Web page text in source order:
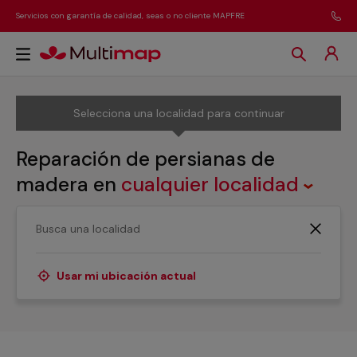
Servicios con garantía de calidad, seas o no cliente MAPFRE
Selecciona una localidad para continuar
Reparación de persianas de
madera en cualquier localidad
Usar mi ubicación actual
¿Necesitas reparar de persianas de madera?
podrán hacerse cargo de esta reparación por toda